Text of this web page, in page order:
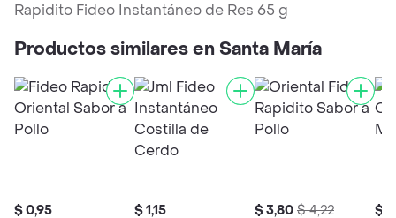
Rapidito Fideo Instantáneo de Res 65 g
Productos similares en Santa María
$ 0,95 $ 1,15 $ 3,80 $ 4,22 $